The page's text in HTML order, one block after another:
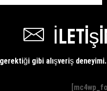
gibi alışveriş